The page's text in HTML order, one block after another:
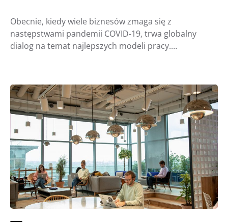
Obecnie, kiedy wiele biznesów zmaga się z
następstwami pandemii COVID-19, trwa globalny
dialog na temat najlepszych modeli pracy.…